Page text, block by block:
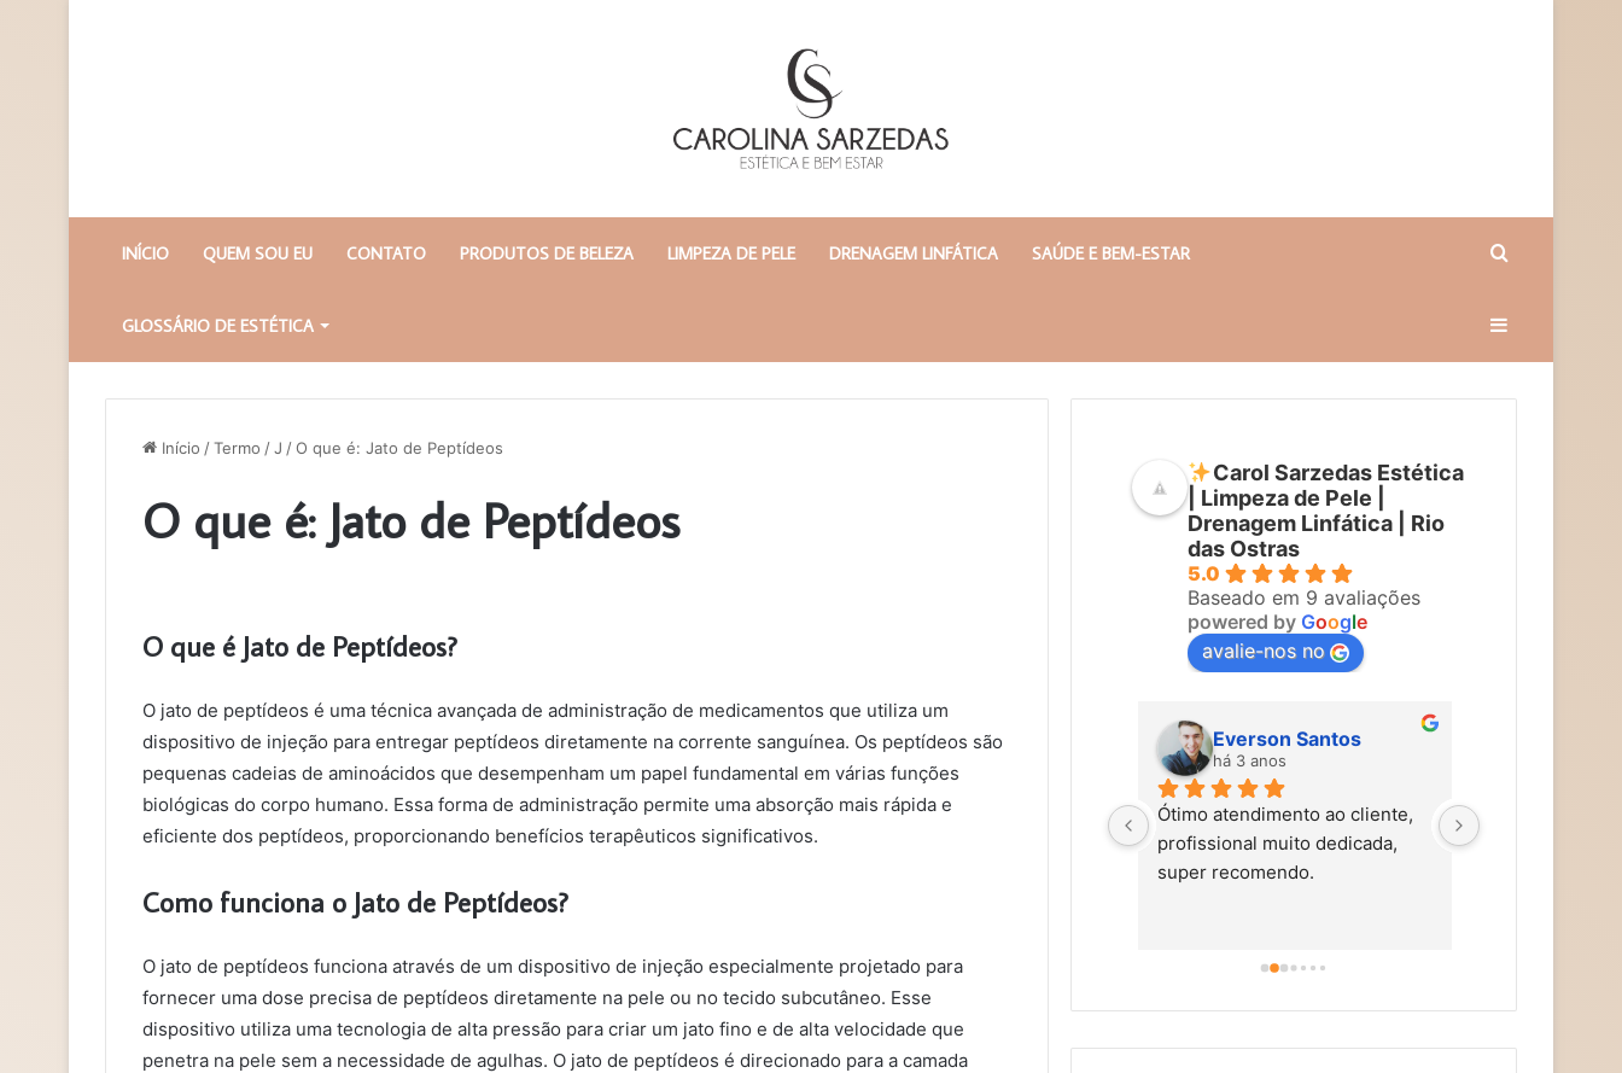
INÍCIO QUEM SOU EU CONTATO PRODUTOS DE BELEZA LIMPEZA DE PELE DRENAGEM LINFÁTICA SAÚDE E BEM-ESTAR
GLOSSÁRIO DE ESTÉTICA
Lateral
Início /Termo /J /O que é: Jato de Peptídeos
O que é: Jato de Peptídeos
O que é Jato de Peptídeos?
O jato de peptídeos é uma técnica avançada de administração de medicamentos que utiliza um
dispositivo de injeção para entregar peptídeos diretamente na corrente sanguínea. Os peptídeos são
pequenas cadeias de aminoácidos que desempenham um papel fundamental em várias funções
biológicas do corpo humano. Essa forma de administração permite uma absorção mais rápida e
eficiente dos peptídeos, proporcionando benefícios terapêuticos significativos.
Como funciona o Jato de Peptídeos?
O jato de peptídeos funciona através de um dispositivo de injeção especialmente projetado para
fornecer uma dose precisa de peptídeos diretamente na pele ou no tecido subcutâneo. Esse
dispositivo utiliza uma tecnologia de alta pressão para criar um jato fino e de alta velocidade que
penetra na pele sem a necessidade de agulhas. O jato de peptídeos é direcionado para a camada
Carol Sarzedas Estética
| Limpeza de Pele |
Drenagem Linfática | Rio
das Ostras
5.0
Baseado em 9 avaliações
powered by Google
avalie-nos no
Tomohiko Iwai Everson Santos
há 3 anos
Ótimo atendimento ao cliente,
profissional muito dedicada,
super recomendo.
aromaterapia,
terapias